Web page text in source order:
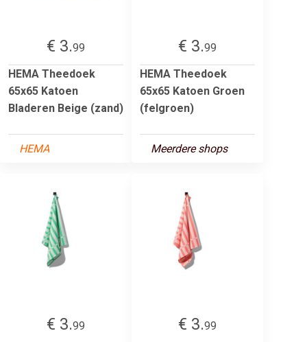
€ 3.99
HEMA Theedoek
65x65 Katoen
Bladeren Beige (zand)
HEMA
€ 3.99
HEMA Theedoek
65x65 Katoen Groen
(felgroen)
Meerdere shops
€ 3.99 € 3.99